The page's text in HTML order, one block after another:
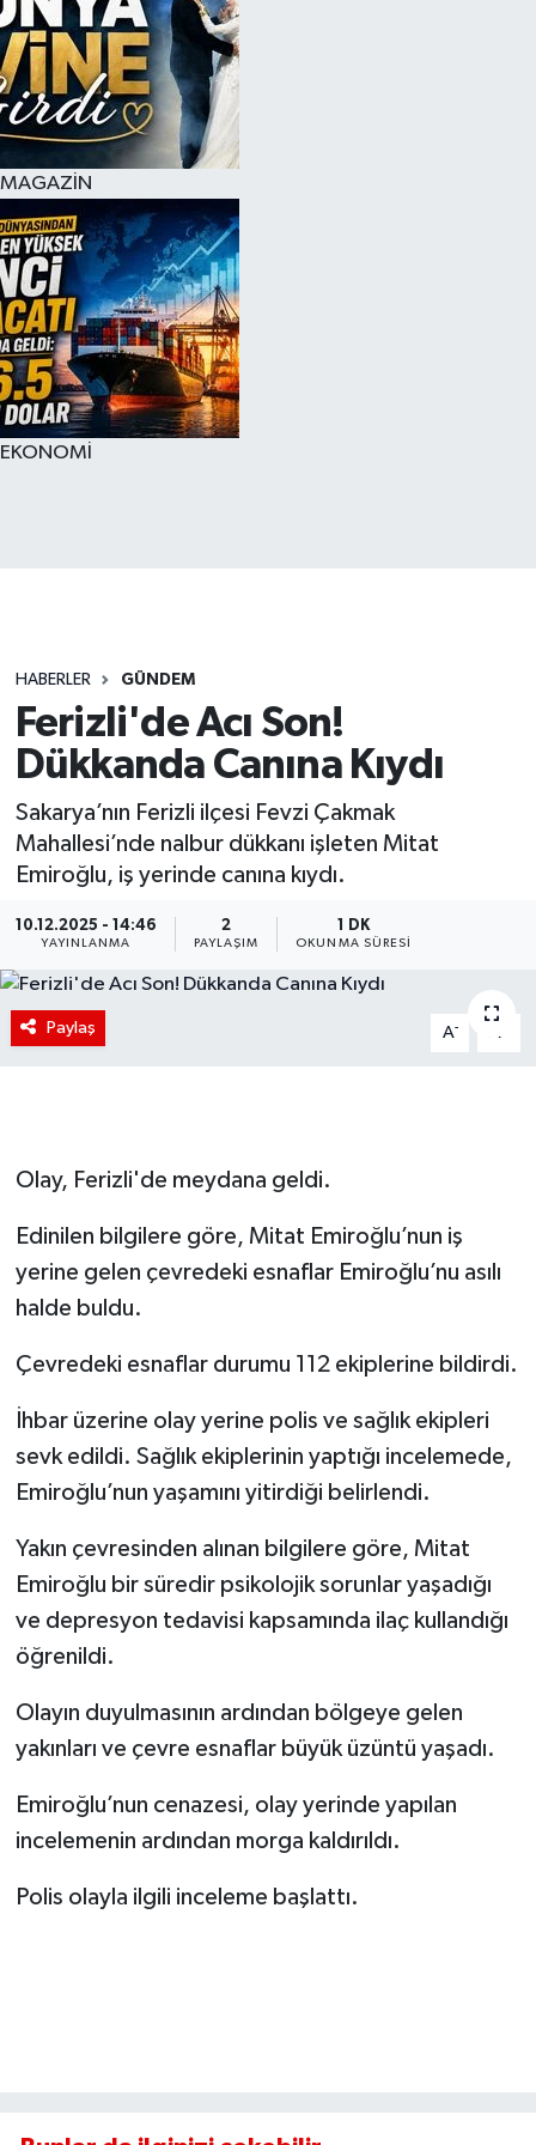
MAGAZİN
EKONOMİ
HABERLER GÜNDEM
Ferizli'de Acı Son!
Dükkanda Canına Kıydı
Sakarya’nın Ferizli ilçesi Fevzi Çakmak
Mahallesi’nde nalbur dükkanı işleten Mitat
Emiroğlu, iş yerinde canına kıydı.
10.12.2025 - 14:46
YAYINLANMA
2
PAYLAŞIM
1 DK
OKUNMA SÜRESI
Paylaş A- A
Olay, Ferizli'de meydana geldi.
Edinilen bilgilere göre, Mitat Emiroğlu’nun iş
yerine gelen çevredeki esnaflar Emiroğlu’nu asılı
halde buldu.
Çevredeki esnaflar durumu 112 ekiplerine bildirdi.
İhbar üzerine olay yerine polis ve sağlık ekipleri
sevk edildi. Sağlık ekiplerinin yaptığı incelemede,
Emiroğlu’nun yaşamını yitirdiği belirlendi.
Yakın çevresinden alınan bilgilere göre, Mitat
Emiroğlu bir süredir psikolojik sorunlar yaşadığı
ve depresyon tedavisi kapsamında ilaç kullandığı
öğrenildi.
Olayın duyulmasının ardından bölgeye gelen
yakınları ve çevre esnaflar büyük üzüntü yaşadı.
Emiroğlu’nun cenazesi, olay yerinde yapılan
incelemenin ardından morga kaldırıldı.
Polis olayla ilgili inceleme başlattı.